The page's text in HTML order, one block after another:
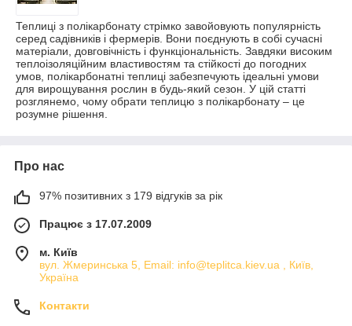
Теплиці з полікарбонату стрімко завойовують популярність
серед садівників і фермерів. Вони поєднують в собі сучасні
матеріали, довговічність і функціональність. Завдяки високим
теплоізоляційним властивостям та стійкості до погодних
умов, полікарбонатні теплиці забезпечують ідеальні умови
для вирощування рослин в будь-який сезон. У цій статті
розглянемо, чому обрати теплицю з полікарбонату – це
розумне рішення.
Про нас
97% позитивних з 179 відгуків за рік
Працює з 17.07.2009
м. Київ
вул. Жмеринська 5, Email: info@teplitca.kiev.ua , Київ,
Україна
Контакти